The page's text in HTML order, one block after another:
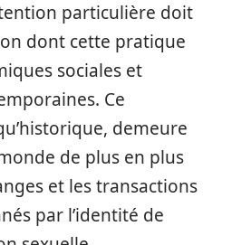
particulière doit
dont cette pratique
sociales et
Ce
demeure
de plus en plus
et les transactions
par l’identité de